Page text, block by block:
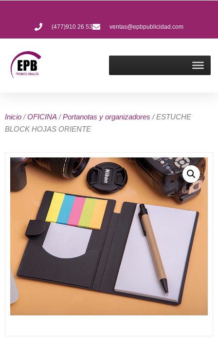
(477)910 26 53 ventas@epbpublicidad.com
Inicio /OFICINA /Portanotas y organizadores / ESTUCHE
BLOCK HOJAS ORIENTE